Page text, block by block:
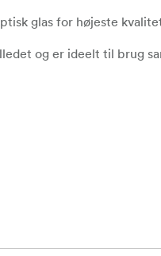
glas for højeste
og er ideelt til brug